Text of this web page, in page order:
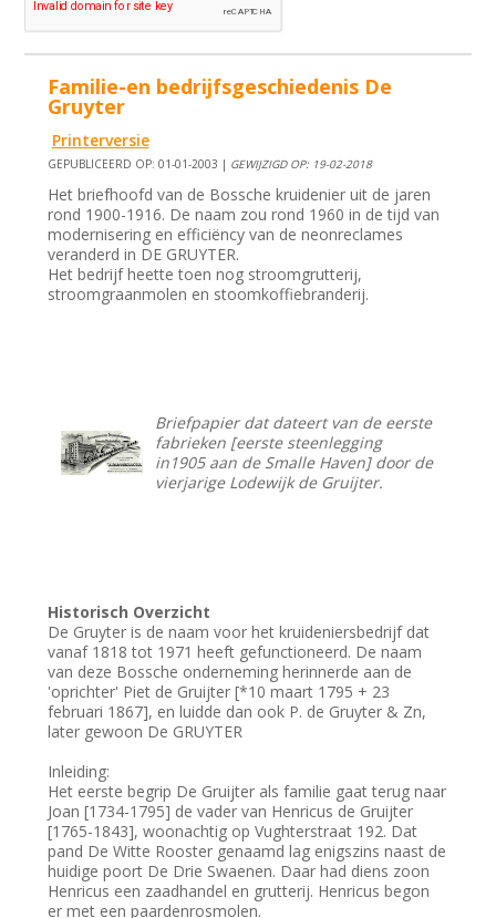
Familie-en bedrijfsgeschiedenis De
Gruyter
Printerversie
GEPUBLICEERD OP: 01-01-2003 | GEWIJZIGD OP: 19-02-2018
Het briefhoofd van de Bossche kruidenier uit de jaren
rond 1900-1916. De naam zou rond 1960 in de tijd van
modernisering en efficiëncy van de neonreclames
veranderd in DE GRUYTER.
Het bedrijf heette toen nog stroomgrutterij,
stroomgraanmolen en stoomkoffiebranderij.
Briefpapier dat dateert van de eerste
fabrieken [eerste steenlegging
in1905 aan de Smalle Haven] door de
vierjarige Lodewijk de Gruijter.
Historisch Overzicht
De Gruyter is de naam voor het kruideniersbedrijf dat
vanaf 1818 tot 1971 heeft gefunctioneerd. De naam
van deze Bossche onderneming herinnerde aan de
'oprichter' Piet de Gruijter [*10 maart 1795 + 23
februari 1867], en luidde dan ook P. de Gruyter & Zn,
later gewoon De GRUYTER
Inleiding:
Het eerste begrip De Gruijter als familie gaat terug naar
Joan [1734-1795] de vader van Henricus de Gruijter
[1765-1843], woonachtig op Vughterstraat 192. Dat
pand De Witte Rooster genaamd lag enigszins naast de
huidige poort De Drie Swaenen. Daar had diens zoon
Henricus een zaadhandel en grutterij. Henricus begon
er met een paardenrosmolen.